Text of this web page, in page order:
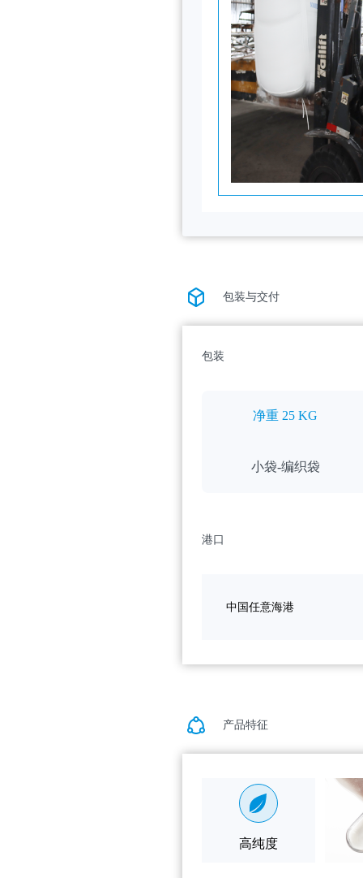
包装与交付
包装
净重 25 KG
小袋-编织袋
港口
中国任意海港
产品特征
高纯度